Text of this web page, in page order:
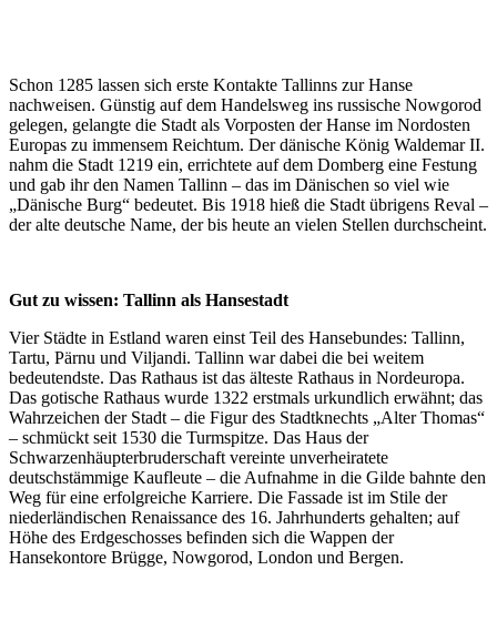
Schon 1285 lassen sich erste Kontakte Tallinns zur Hanse
nachweisen. Günstig auf dem Handelsweg ins russische Nowgorod
gelegen, gelangte die Stadt als Vorposten der Hanse im Nordosten
Europas zu immensem Reichtum. Der dänische König Waldemar II.
nahm die Stadt 1219 ein, errichtete auf dem Domberg eine Festung
und gab ihr den Namen Tallinn – das im Dänischen so viel wie
„Dänische Burg“ bedeutet. Bis 1918 hieß die Stadt übrigens Reval –
der alte deutsche Name, der bis heute an vielen Stellen durchscheint.
Gut zu wissen: Tallinn als Hansestadt
Vier Städte in Estland waren einst Teil des Hansebundes: Tallinn,
Tartu, Pärnu und Viljandi. Tallinn war dabei die bei weitem
bedeutendste. Das Rathaus ist das älteste Rathaus in Nordeuropa.
Das gotische Rathaus wurde 1322 erstmals urkundlich erwähnt; das
Wahrzeichen der Stadt – die Figur des Stadtknechts „Alter Thomas“
– schmückt seit 1530 die Turmspitze. Das Haus der
Schwarzenhäupterbruderschaft vereinte unverheiratete
deutschstämmige Kaufleute – die Aufnahme in die Gilde bahnte den
Weg für eine erfolgreiche Karriere. Die Fassade ist im Stile der
niederländischen Renaissance des 16. Jahrhunderts gehalten; auf
Höhe des Erdgeschosses befinden sich die Wappen der
Hansekontore Brügge, Nowgorod, London und Bergen.